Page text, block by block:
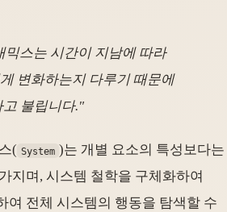
믹스는 시간이 지남에 따라
변화하는지 다루기 때문에
불립니다."
( System )는 개별 요소의 특성보다는
지며, 시스템 철학을 구체화하여
여 전체 시스템의 행동을 탐색할 수